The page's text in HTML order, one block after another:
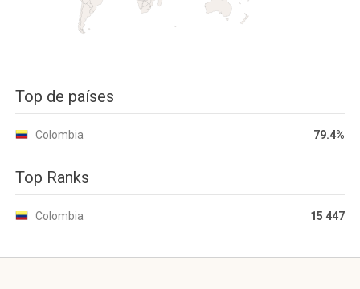
Top de países
Colombia 79.4%
Top Ranks
Colombia 15 447